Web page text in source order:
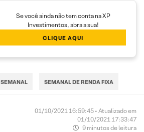
Se você ainda não tem conta na XP
Investimentos, abra a sua!
CLIQUE AQUI
SEMANAL SEMANAL DE RENDA FIXA
01/10/2021 16:59:45 • Atualizado em
01/10/2021 17:33:47
9 minutos de leitura